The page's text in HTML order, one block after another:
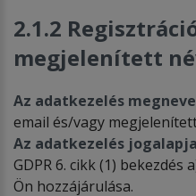
2.1.2
megjelenített
Az adatkezelés
email és/vagy
Az adatkezelés
GDPR 6. cikk (1)
Ön hozzájárulása.